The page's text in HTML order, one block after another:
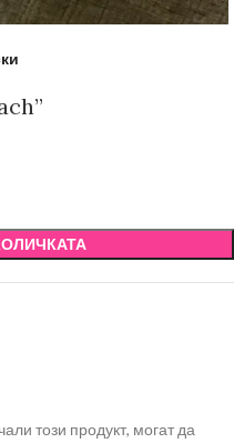
този продукт, могат да